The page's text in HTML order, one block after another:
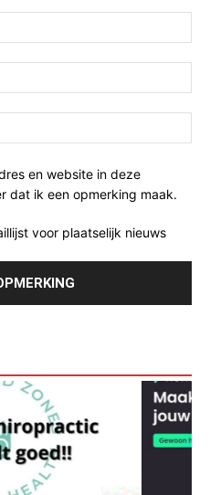
en website in deze
dat ik een opmerking maak.
voor plaatselijk nieuws